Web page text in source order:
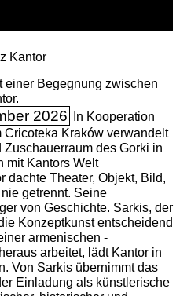
Kantor
einer Begegnung zwischen
.
2026
In Kooperation
Cricoteka Kraków verwandelt
des Gorki in
mit Kantors Welt
dachte Theater, Objekt, Bild,
getrennt. Seine
von Geschichte. Sarkis, der
Konzeptkunst entscheidend
armenischen
arbeitet, lädt Kantor in
Von Sarkis übernimmt das
Einladung als künstlerische